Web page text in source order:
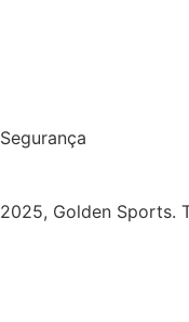
Segurança
2025, Golden Sports.